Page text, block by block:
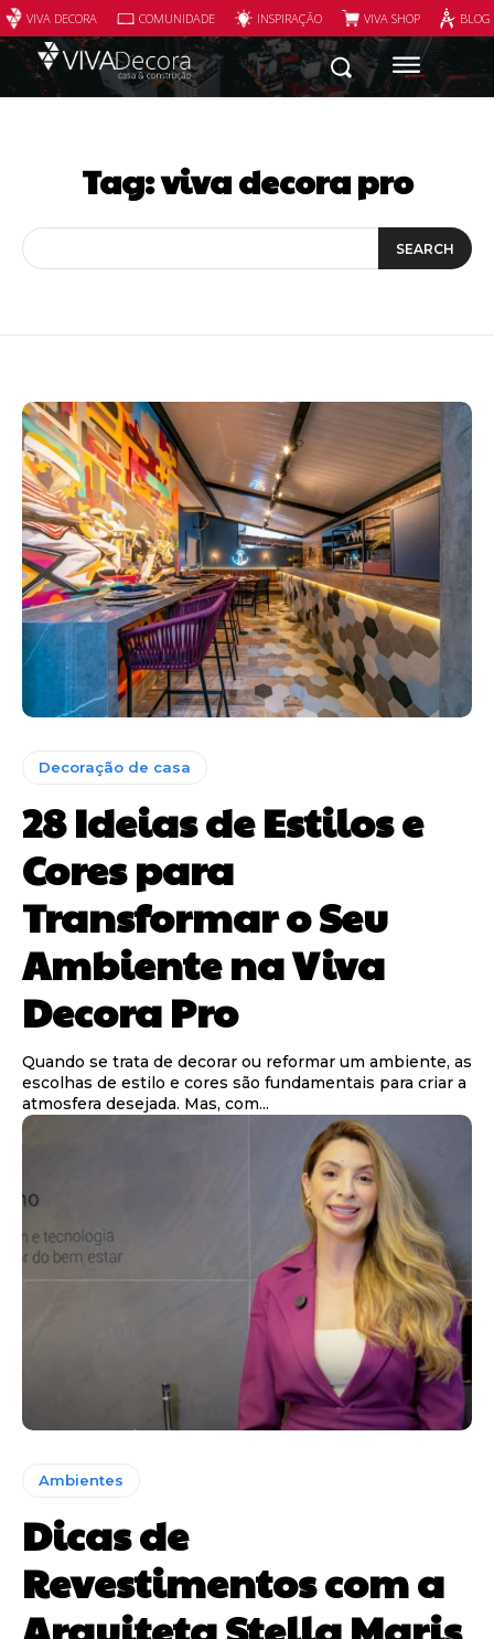
VIVA DECORA COMUNIDADE INSPIRAÇÃO VIVA SHOP
Tag:viva decora pro
SEARCH
Decoração de casa
28 Ideias de Estilos e
Cores para
Transformar o Seu
Ambiente na Viva
Decora Pro
Quando se trata de decorar ou reformar um ambiente, as
escolhas de estilo e cores são fundamentais para criar a
atmosfera desejada. Mas, com...
Ambientes
Dicas de
Revestimentos com a